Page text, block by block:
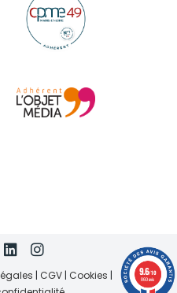
CGV
Cookies
9.6/10
860 avis